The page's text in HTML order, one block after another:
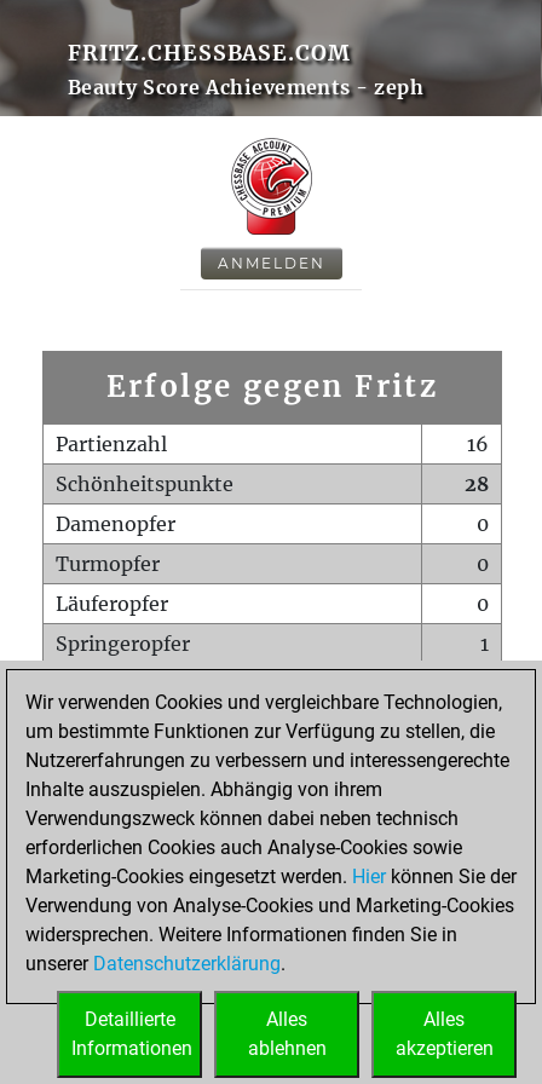
FRITZ.CHESSBASE.COM
Beauty Score Achievements - zeph
ANMELDEN
Erfolge gegen Fritz
Partienzahl
16
Schönheitspunkte
28
Damenopfer
0
Turmopfer
0
Läuferopfer
0
Springeropfer
1
Matt auf vollem Brett
0
Bauer setzt Matt
0
Erstickte Matts
Unterverwandlungen
Türme auf der siebten
0
STARTSEITE
Wir verwenden Cookies und vergleichbare Technologien,
um bestimmte Funktionen zur Verfügung zu stellen, die
Nutzererfahrungen zu verbessern und interessengerechte
Inhalte auszuspielen. Abhängig von ihrem
Verwendungszweck können dabei neben technisch
erforderlichen Cookies auch Analyse-Cookies sowie
Marketing-Cookies eingesetzt werden. Hierkönnen Sie der
Verwendung von Analyse-Cookies und Marketing-Cookies
widersprechen. Weitere Informationen finden Sie in
unserer Datenschutzerklärung.
Alles
akzeptieren
Alles
ablehnen
Detaillierte
Informationen